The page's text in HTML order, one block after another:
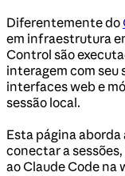
Diferentemente do
em infraestrutura
Control são
interagem com seu
interfaces web e
sessão local.
Esta página
conectar a
ao Claude Code na